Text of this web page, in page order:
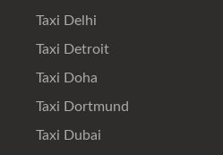
Taxi Delhi
Taxi Detroit
Taxi Doha
Taxi Dortmund
Taxi Dubai